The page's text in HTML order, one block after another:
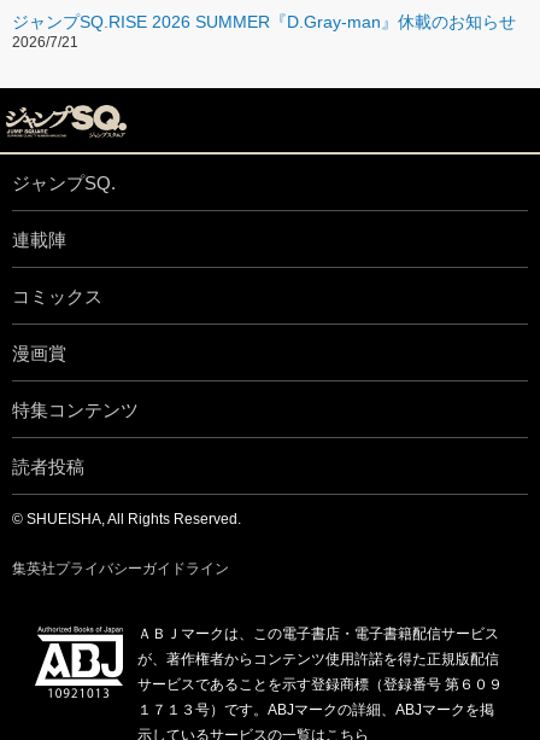
ジャンプSQ.RISE 2026 SUMMER『D.Gray-man』休載のお知らせ
2026/7/21
ジャンプSQ.
連載陣
コミックス
漫画賞
特集コンテンツ
読者投稿
© SHUEISHA, All Rights Reserved.
集英社プライバシーガイドライン
ＡＢＪマークは、この電子書店・電子書籍配信サービス
が、著作権者からコンテンツ使用許諾を得た正規版配信
サービスであることを示す登録商標（登録番号 第６０９
１７１３号）です。ABJマークの詳細、ABJマークを掲
示しているサービスの一覧はこちら